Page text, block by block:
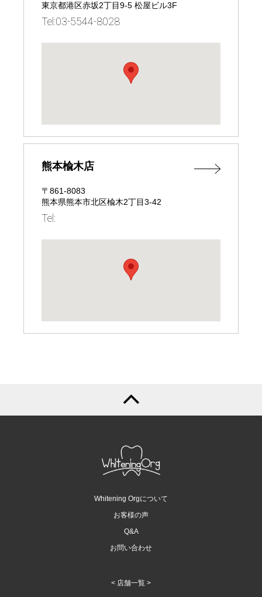
東京都港区赤坂2丁目9-5 松屋ビル3F
Tel:03-5544-8028
熊本楡木店
〒861-8083
熊本県熊本市北区楡木2丁目3-42
Tel:
Whitening Orgについて
お客様の声
Q&A
お問い合わせ
< 店舗一覧 >